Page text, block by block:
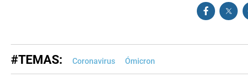
#TEMAS: Coronavirus Ómicron